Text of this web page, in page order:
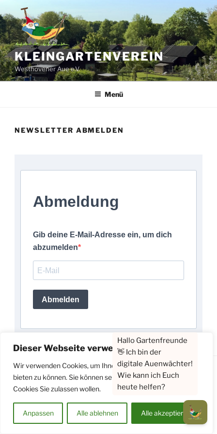
Dieser Webseite verwendet Cookies
Wir verwenden Cookies, um Ihnen ein optimales Erlebnis
bieten zu können. Sie können selbst entscheiden, welche
Cookies Sie zulassen wollen.
Anpassen Alle ablehnen Alle akzeptieren
Inhalt
springen
KLEINGARTENVEREIN
Westhovener Aue e.V.
Menü
NEWSLETTER ABMELDEN
Abmeldung
Gib deine E-Mail-Adresse ein, um dich
abzumelden
Abmelden
Datenschutzerklärung
Mit Stolz präsentiert von
WordPress